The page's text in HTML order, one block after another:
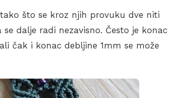
što se kroz njih provuku dve niti
dalje radi nezavisno. Često je konac
čak i konac debljine 1mm se može